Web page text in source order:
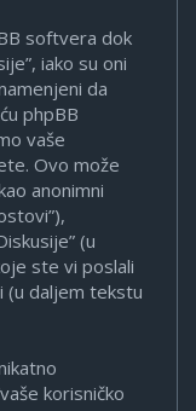
softvera dok
iako su oni
da
phpBB
vaše
Ovo može
anonimni
(u
ste vi poslali
(u daljem tekstu
korisničko